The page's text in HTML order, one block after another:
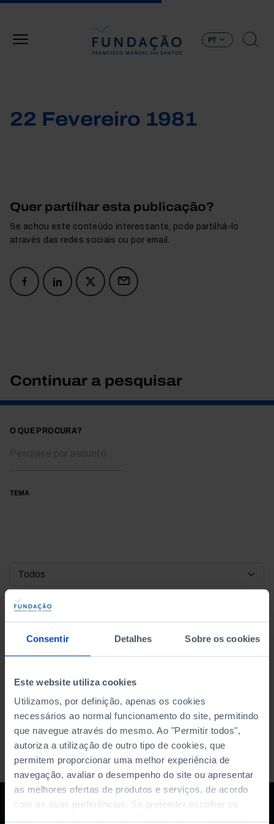
Consentir Detalhes Sobre os cookies
Este website utiliza cookies
Utilizamos, por definição, apenas os cookies
necessários ao normal funcionamento do site, permitindo
que navegue através do mesmo. Ao "Permitir todos",
autoriza a utilização de outro tipo de cookies, que
permitem proporcionar uma melhor experiência de
navegação, avaliar o desempenho do site ou apresentar
as melhores ofertas de produtos e serviços, de acordo
com as suas preferências. Se pretender escolher os
PT
22 Fevereiro 1981
Quer partilhar esta publicação?
Se achou este conteúdo interessante, pode partilhá-lo
através das redes sociais ou por email.
Continuar a pesquisar
O QUE PROCURA?
TEMA
DATA DE INÍCIO
DATA DE FIM